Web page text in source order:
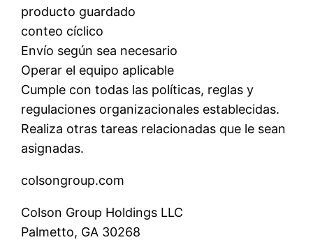
producto guardado
conteo cíclico
Envío según sea necesario
Operar el equipo aplicable
Cumple con todas las políticas, reglas y
regulaciones organizacionales establecidas.
Realiza otras tareas relacionadas que le sean
asignadas.
colsongroup.com
Colson Group Holdings LLC
Palmetto, GA 30268